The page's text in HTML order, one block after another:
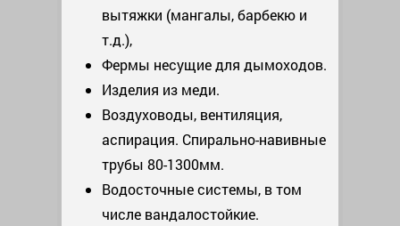
вытяжки (мангалы, барбекю и
т.д.),
Фермы несущие для дымоходов.
Изделия из меди.
Воздуховоды, вентиляция,
аспирация. Спирально-навивные
трубы 80-1300мм.
Водосточные системы, в том
числе вандалостойкие.